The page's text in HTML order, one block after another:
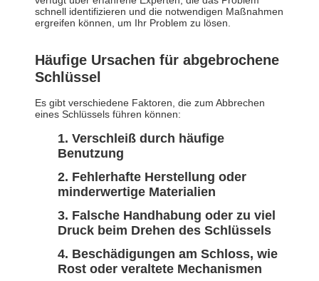
schnell identifizieren und die notwendigen Maßnahmen
ergreifen können, um Ihr Problem zu lösen.
Häufige Ursachen für abgebrochene
Schlüssel
Es gibt verschiedene Faktoren, die zum Abbrechen
eines Schlüssels führen können:
Verschleiß durch häufige
Benutzung
Fehlerhafte Herstellung oder
minderwertige Materialien
Falsche Handhabung oder zu viel
Druck beim Drehen des Schlüssels
Beschädigungen am Schloss, wie
Rost oder veraltete Mechanismen